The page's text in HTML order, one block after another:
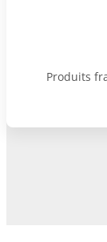
Produits